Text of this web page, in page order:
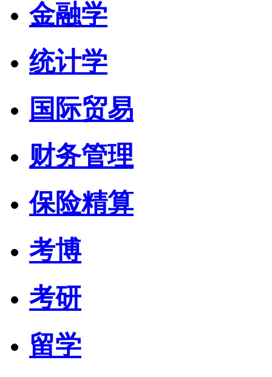
金融学
统计学
国际贸易
财务管理
保险精算
考博
考研
留学